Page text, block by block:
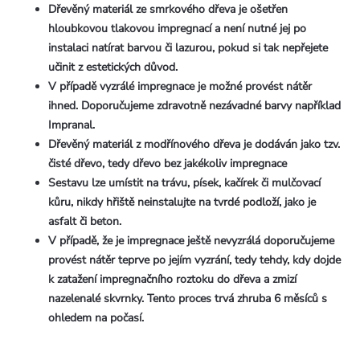
Dřevěný materiál ze smrkového dřeva je ošetřen
hloubkovou tlakovou impregnací a není nutné jej po
instalaci natírat barvou či lazurou, pokud si tak nepřejete
učinit z estetických důvod.
V případě vyzrálé impregnace je možné provést nátěr
ihned. Doporučujemezdravotně nezávadné barvy například
Impranal.
Dřevěný materiál z modřínového dřeva je dodáván jako tzv.
čisté dřevo, tedy dřevo bez jakékoliv impregnace
Sestavu lze umístit na trávu, písek, kačírek či mulčovací
kůru, nikdy hřiště neinstalujte na tvrdé podloží, jako je
asfalt či beton.
V případě, že je impregnace ještě nevyzrálá doporučujeme
provést nátěr teprve po jejím vyzrání, tedy tehdy, kdy dojde
k zatažení impregnačního roztoku do dřeva a zmizí
nazelenalé skvrnky. Tento proces trvá zhruba 6 měsíců s
ohledem na počasí.